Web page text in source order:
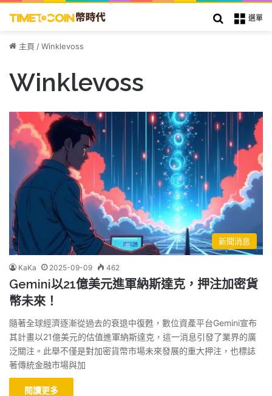
選單
搜索
主頁 /Winklevoss
Winklevoss
新聞消息
KaKa 2025-09-09 462
Gemini以21億美元進軍納斯達克，押注加密貨
幣未來！
隨著全球經濟逐漸從過去的衰退中復甦，數位資產平台Gemini宣布
其計畫以21億美元的估值進軍納斯達克，這一消息引發了業界的廣
泛關注。此舉不僅是對加密貨幣市場未來發展的重大押注，也標誌
著傳統金融市場與加
閱讀更多